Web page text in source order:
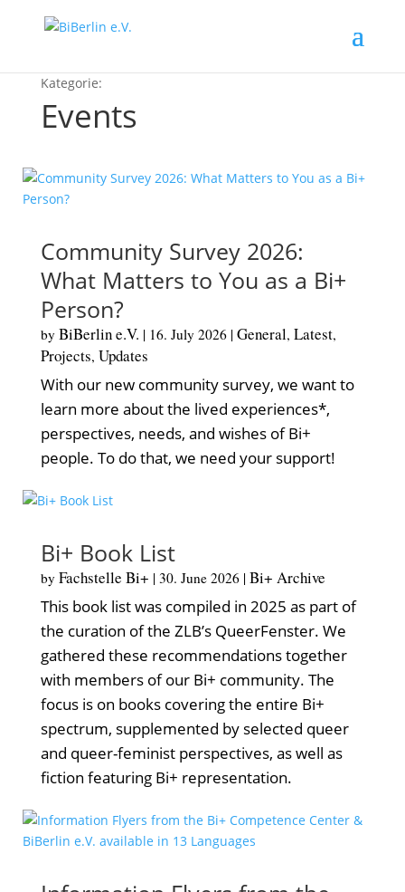
Events
Community Survey 2026:
What Matters to You as a Bi+
Person?
by BiBerlin e.V. | 16. July 2026| General, Latest,
Projects, Updates
With our new community survey, we want to
learn more about the lived experiences*,
perspectives, needs, and wishes of Bi+
people. To do that, we need your support!
Bi+ Book List
by Fachstelle Bi+ | 30. June 2026| Bi+ Archive
This book list was compiled in 2025 as part of
the curation of the ZLB’s QueerFenster. We
gathered these recommendations together
with members of our Bi+ community. The
focus is on books covering the entire Bi+
spectrum, supplemented by selected queer
and queer-feminist perspectives, as well as
fiction featuring Bi+ representation.